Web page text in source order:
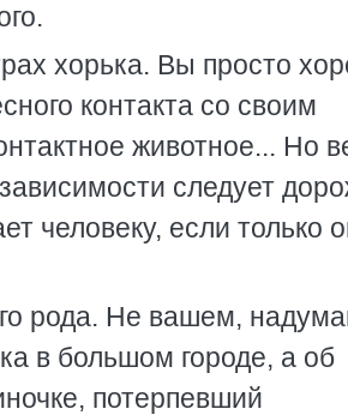
хорька. Вы просто
контакта со своим
животное... Но
следует
человеку, если только
рода. Не вашем,
в большом городе, а об
потерпевший